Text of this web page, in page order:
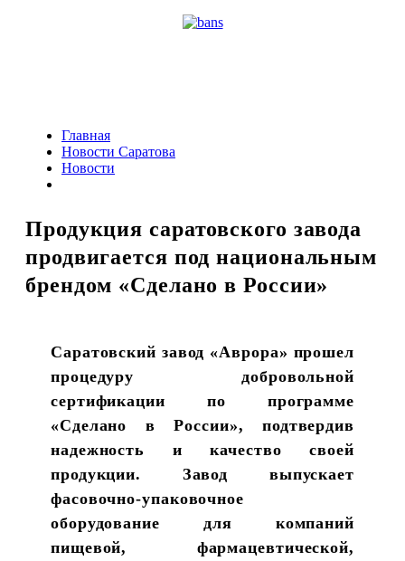
Главная
Новости Саратова
Новости
Продукция саратовского завода
продвигается под национальным
брендом «Сделано в России»
Саратовский завод «Аврора» прошел
процедуру добровольной
сертификации по программе
«Сделано в России», подтвердив
надежность и качество своей
продукции. Завод выпускает
фасовочно-упаковочное
оборудование для компаний
пищевой, фармацевтической,